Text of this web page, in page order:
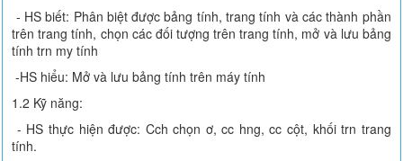
- HS biết: Phân biệt được bảng tính, trang tính và các thành phần
trên trang tính, chọn các đối tượng trên trang tính, mở và lưu bảng
tính trn my tính
-HS hiểu: Mở và lưu bảng tính trên máy tính
1.2 Kỹ năng:
- HS thực hiện được: Cch chọn ơ, cc hng, cc cột, khối trn trang
tính.